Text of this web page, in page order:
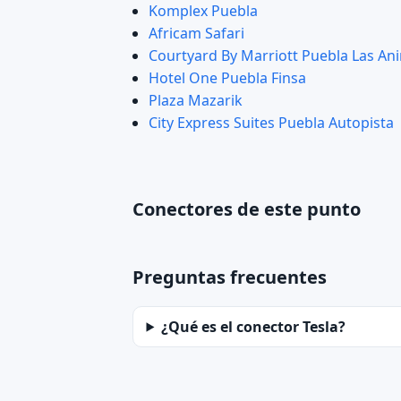
Komplex Puebla
Africam Safari
Courtyard By Marriott Puebla Las
Hotel One Puebla Finsa
Plaza Mazarik
City Express Suites Puebla Autopista
Conectores de este punto
Preguntas frecuentes
¿Qué es el conector Tesla?